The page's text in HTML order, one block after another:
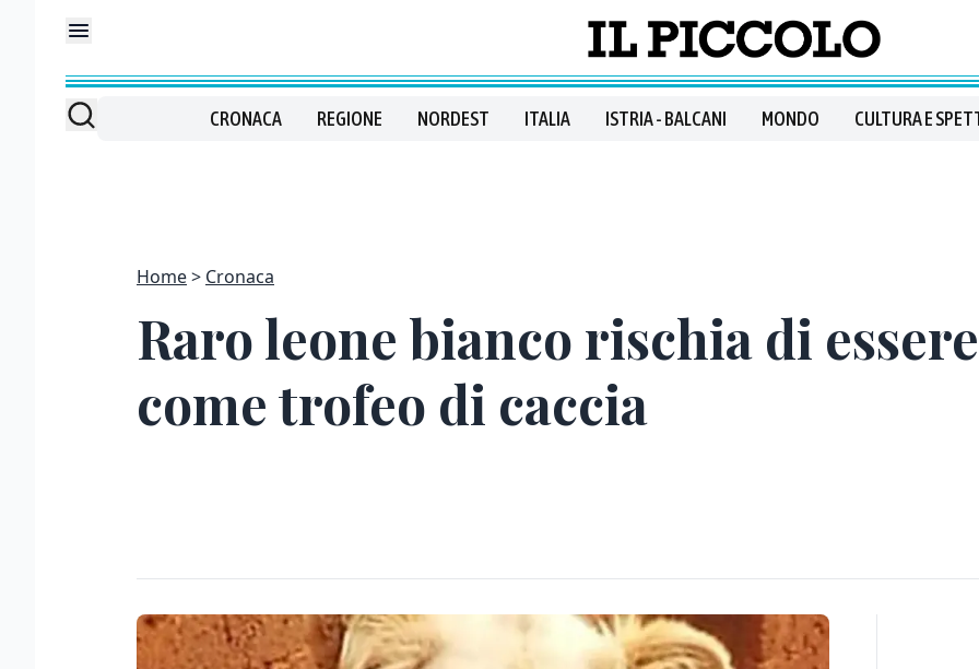
CRONACA REGIONE NORDEST ITALIA ISTRIA - BALCANI MONDO CULTURA E
Home Cronaca
Raro leone bianco rischia di
come trofeo di caccia